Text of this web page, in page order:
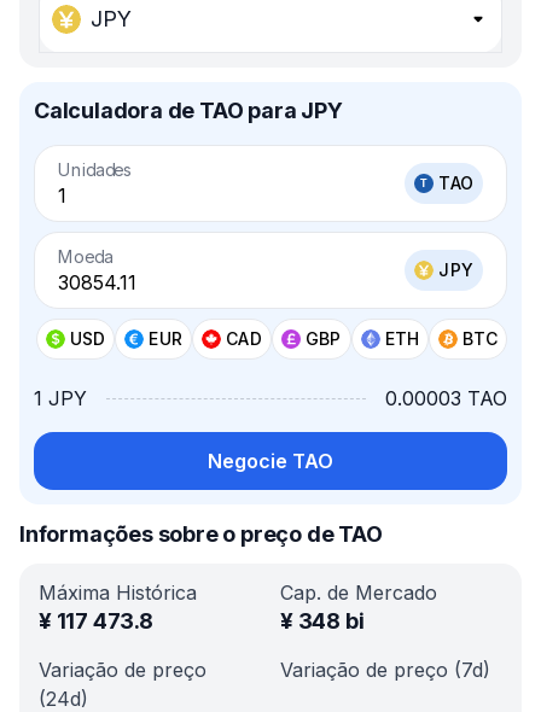
JPY
Calculadora de TAO para JPY
Unidades
TAO
Moeda
JPY
USD EUR CAD GBP ETH BTC
1 JPY 0.00003 TAO
Negocie TAO
Informações sobre o preço de TAO
Máxima Histórica
¥ 117 473.8
Cap. de Mercado
¥ 348 bi
Variação de preço
(24d)
Variação de preço (7d)